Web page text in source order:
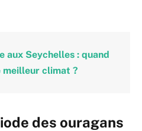
aux Seychelles : quand
climat ?
des ouragans